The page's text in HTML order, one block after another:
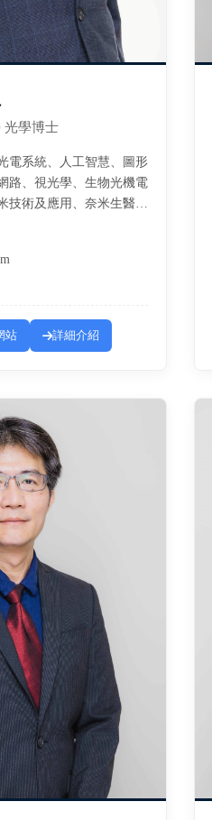
光學博士
電系統、人工智慧、圖形
路、視光學、生物光機電
技術及應用、奈米生醫、
究、軟性線路板、光電
站 詳細介紹